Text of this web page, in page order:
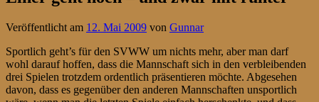
Veröffentlicht am 12. Mai 2009 von Gunnar
Sportlich geht’s für den SVWW um nichts mehr, aber man darf
wohl darauf hoffen, dass die Mannschaft sich in den verbleibenden
drei Spielen trotzdem ordentlich präsentieren möchte. Abgesehen
davon, dass es gegenüber den anderen Mannschaften unsportlich